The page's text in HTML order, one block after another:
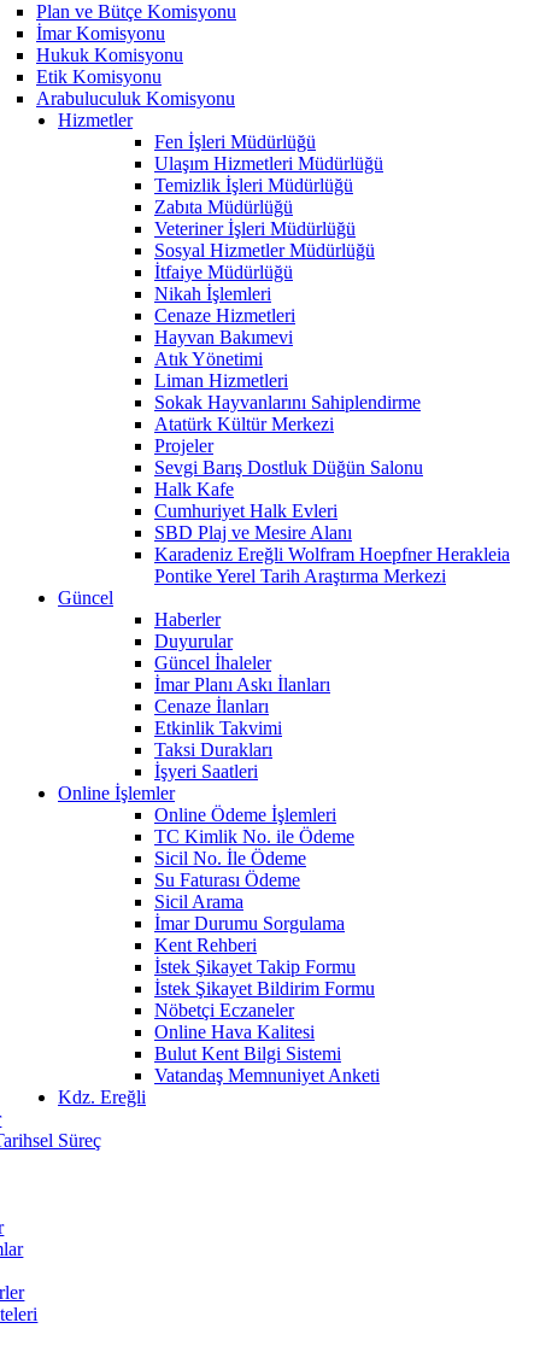
Plan ve Bütçe Komisyonu
İmar Komisyonu
Hukuk Komisyonu
Etik Komisyonu
Arabuluculuk Komisyonu
Hizmetler
Fen İşleri Müdürlüğü
Ulaşım Hizmetleri Müdürlüğü
Temizlik İşleri Müdürlüğü
Zabıta Müdürlüğü
Veteriner İşleri Müdürlüğü
Sosyal Hizmetler Müdürlüğü
İtfaiye Müdürlüğü
Nikah İşlemleri
Cenaze Hizmetleri
Hayvan Bakımevi
Atık Yönetimi
Liman Hizmetleri
Sokak Hayvanlarını Sahiplendirme
Atatürk Kültür Merkezi
Projeler
Sevgi Barış Dostluk Düğün Salonu
Halk Kafe
Cumhuriyet Halk Evleri
SBD Plaj ve Mesire Alanı
Karadeniz Ereğli Wolfram Hoepfner Herakleia
Pontike Yerel Tarih Araştırma Merkezi
Güncel
Haberler
Duyurular
Güncel İhaleler
İmar Planı Askı İlanları
Cenaze İlanları
Etkinlik Takvimi
Taksi Durakları
İşyeri Saatleri
Online İşlemler
Online Ödeme İşlemleri
TC Kimlik No. ile Ödeme
Sicil No. İle Ödeme
Su Faturası Ödeme
Sicil Arama
İmar Durumu Sorgulama
Kent Rehberi
İstek Şikayet Takip Formu
İstek Şikayet Bildirim Formu
Nöbetçi Eczaneler
Online Hava Kalitesi
Bulut Kent Bilgi Sistemi
Vatandaş Memnuniyet Anketi
Kdz. Ereğli
Süreç